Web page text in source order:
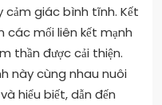
cảm giác bình tĩnh. Kết
các mối liên kết mạnh
thần được cải thiện.
này cùng nhau nuôi
hiểu biết, dẫn đến